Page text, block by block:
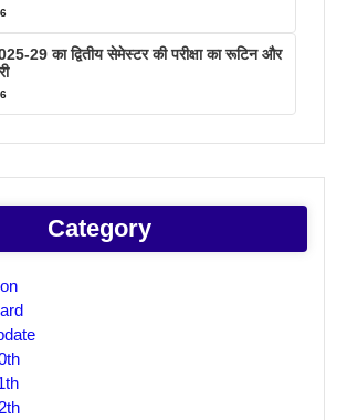
29 का द्वितीय सेमेस्टर की परीक्षा का रूटिन और
Category